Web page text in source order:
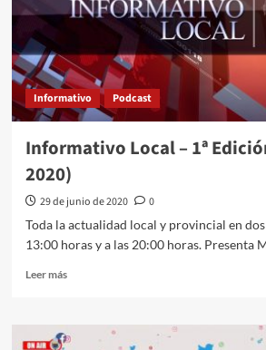
Informativo Podcast
Informativo Local – 1ª
2020)
29 de junio de 2020
0
Toda la actualidad local y provincial en
13:00 horas y a las 20:00 horas. Presenta
Leer más